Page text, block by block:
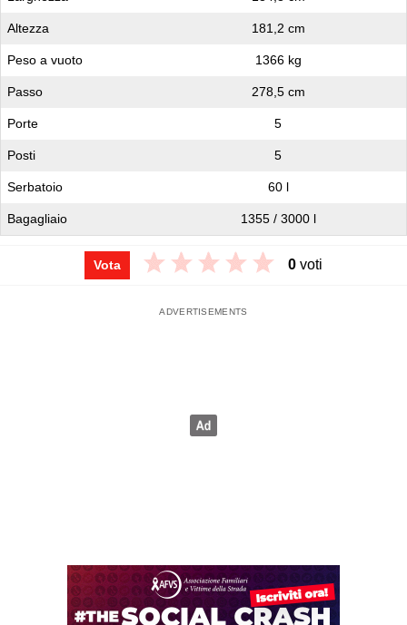
Altezza 181,2 cm
Peso a vuoto 1366 kg
Passo 278,5 cm
Porte 5
Posti 5
Serbatoio 60 l
Bagagliaio 1355 / 3000 l
Vota 0 voti